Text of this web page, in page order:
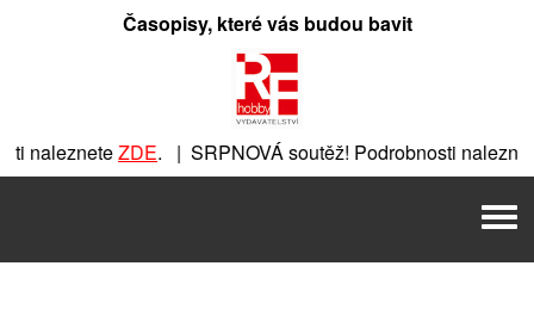
Časopisy, které vás budou bavit
nalezneteZDE. | SRPNOVÁ soutěž! Podrobnosti
. |